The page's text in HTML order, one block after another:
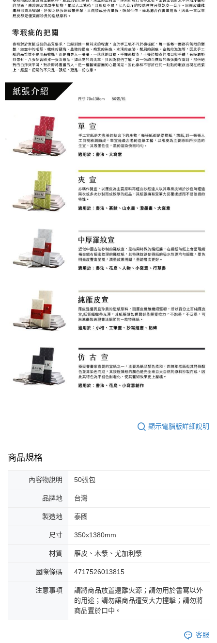
顯示電腦版詳細說明
商品規格
內容物說明 50張包
品牌地 台灣
製造地 泰國
尺寸 350x1380mm
材質 雁皮、木漿、尤加利漿
國際條碼 4717526013815
注意事項
請將商品放置遠離火源；請勿用於書寫以外
的用途；請勿讓商品遭受大力撞擊；請勿將
商品置於口中。
客服